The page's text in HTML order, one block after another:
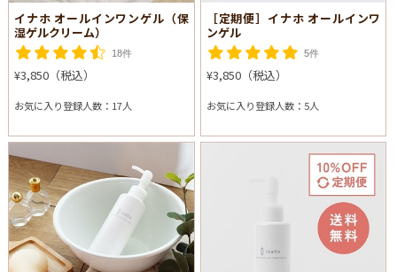
イナホ オールインワンゲル（保
湿ゲルクリーム）
18件
¥3,850（税込）
お気に入り登録人数：17人
［定期便］イナホ オールインワ
ンゲル
5件
¥3,850（税込）
お気に入り登録人数：5人